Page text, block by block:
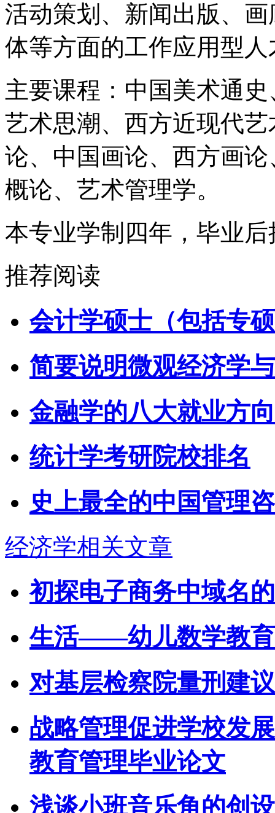
活动策划、新闻出版、
体等方面的工作应用型人
主要课程：中国美术通
艺术思潮、西方近现代
论、中国画论、西方画
概论、艺术管理学。
本专业学制四年，毕业
推荐阅读
会计学硕士（包括专
简要说明微观经济学
金融学的八大就业方
统计学考研院校排名
史上最全的中国管理
经济学相关文章
初探电子商务中域名
生活——幼儿数学教育
对基层检察院量刑建
战略管理促进学校发
教育管理毕业论文
浅谈小班音乐角的创